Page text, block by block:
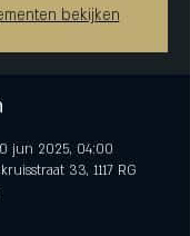
bekijken
jun 2025, 04:00
33, 1117 RG